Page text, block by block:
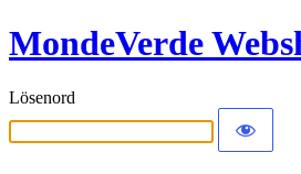
MondeVerde
Lösenord